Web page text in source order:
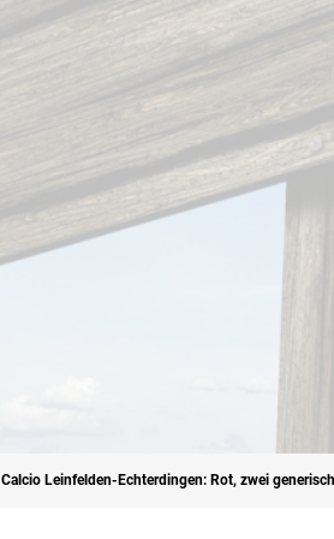
Calcio Leinfelden-Echterdingen: Rot, zwei